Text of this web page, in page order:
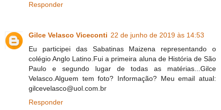
Responder
Gilce Velasco Viceconti 22 de junho de 2019 às 14:53
Eu participei das Sabatinas Maizena representando o
colégio Anglo Latino.Fui a primeira aluna de História de São
Paulo e segundo lugar de todas as matérias...Gilce
Velasco.Alguem tem foto? Informação? Meu email atual:
gilcevelasco@uol.com.br
Responder